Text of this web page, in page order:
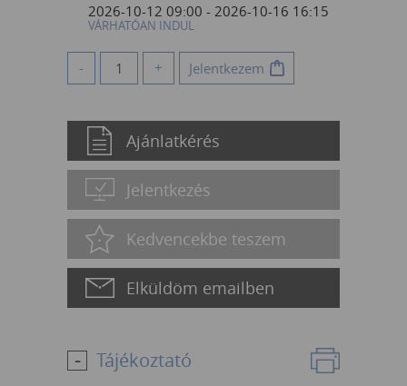
2026-10-12 09:00 - 2026-10-16 16:15
VÁRHATÓAN INDUL
- + Jelentkezem
Ajánlatkérés
Jelentkezés
Kedvencekbe teszem
Elküldöm emailben
Tájékoztató